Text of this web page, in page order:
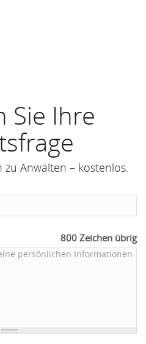
Sie Ihre
Anwälten – kostenlos.
800 Zeichen übrig